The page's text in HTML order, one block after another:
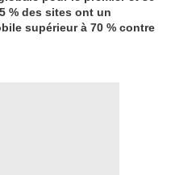
% des sites ont un
supérieur à 70 % contre